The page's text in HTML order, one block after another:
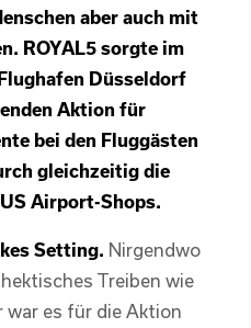
aber auch mit
ROYAL5 sorgte im
Düsseldorf
Aktion für
bei den Fluggästen
gleichzeitig die
Airport-Shops.
Setting. Nirgendwo
Treiben wie
war es für die Aktion